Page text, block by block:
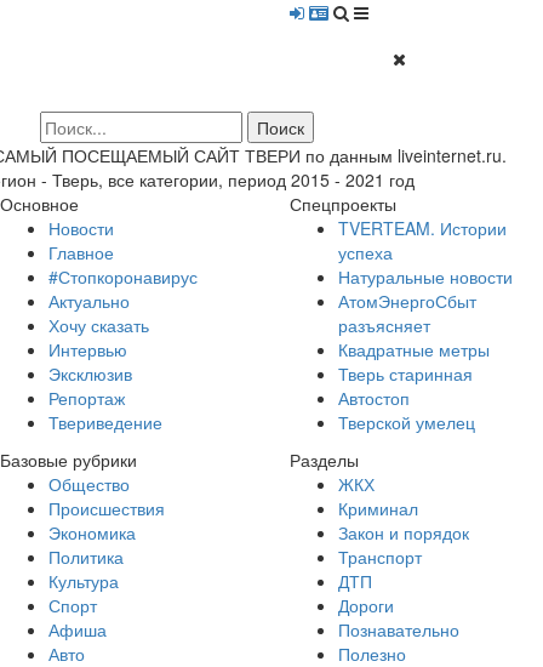
ПОСЕЩАЕМЫЙ САЙТ ТВЕРИ по данным liveinternet.ru.
- Тверь, все категории, период 2015 - 2021 год
Основное
Новости
Главное
#Стопкоронавирус
Актуально
Хочу сказать
Интервью
Эксклюзив
Репортаж
Твериведение
Спецпроекты
TVERTEAM. Истории
успеха
Натуральные новости
АтомЭнергоСбыт
разъясняет
Квадратные метры
Тверь старинная
Автостоп
Тверской умелец
Базовые рубрики
Общество
Происшествия
Экономика
Политика
Культура
Спорт
Афиша
Авто
Разделы
ЖКХ
Криминал
Закон и порядок
Транспорт
ДТП
Дороги
Познавательно
Полезно